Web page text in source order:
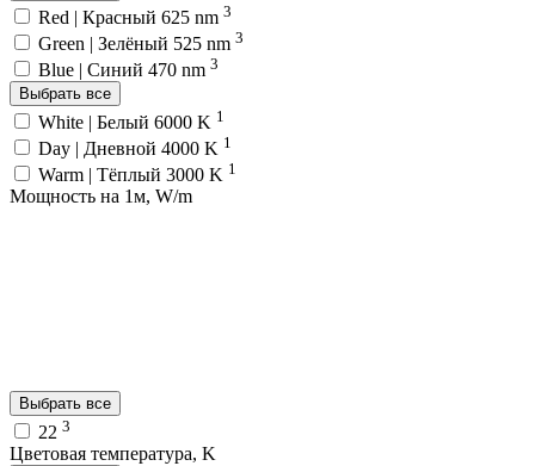
Red | Красный 625 nm 3
Green | Зелёный 525 nm 3
Blue | Синий 470 nm 3
Выбрать все
White | Белый 6000 K 1
Day | Дневной 4000 K 1
Warm | Тёплый 3000 K 1
Мощность на 1м, W/m
Выбрать все
22 3
Цветовая температура, K